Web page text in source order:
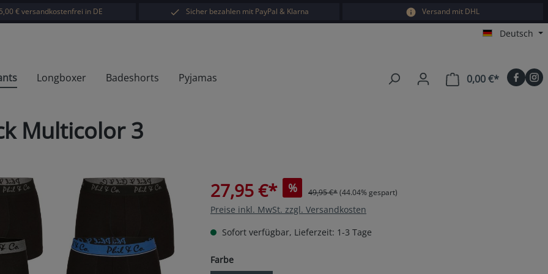
€ versandkostenfrei in DE Sicher bezahlen mit PayPal & Klarna Versand mit DHL
Deutsch
Longboxer Badeshorts Pyjamas 0,00 €*Warenkorb
Multicolor 3
27,95 €* % 49,95 €*(44.04% gespart)
Preise inkl. MwSt. zzgl. Versandkosten
Sofort verfügbar, Lieferzeit: 1-3 Tage
Farbeauswählen